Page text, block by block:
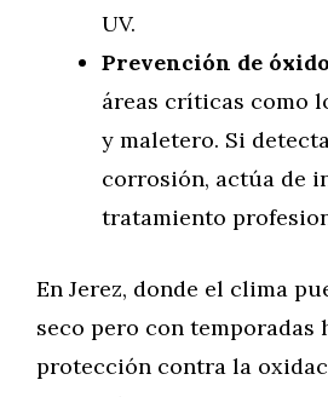
UV.
Prevención de
áreas críticas como
y maletero. Si
corrosión, actúa de
tratamiento
En Jerez, donde el clima
seco pero con temporadas
protección contra la